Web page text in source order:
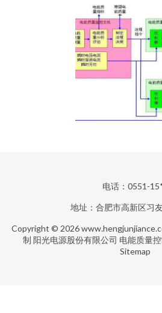
电话：0551-
地址：合肥市高新区习
Copyright © 2026
制 阳光电源股份有限公司 电能质量
Sitemap